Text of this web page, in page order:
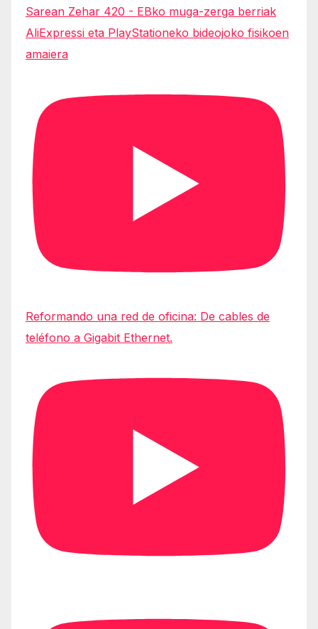
Sarean Zehar 420 - EBko muga-zerga berriak
AliExpressi eta PlayStationeko bideojoko fisikoen
amaiera
Reformando una red de oficina: De cables de
teléfono a Gigabit Ethernet.